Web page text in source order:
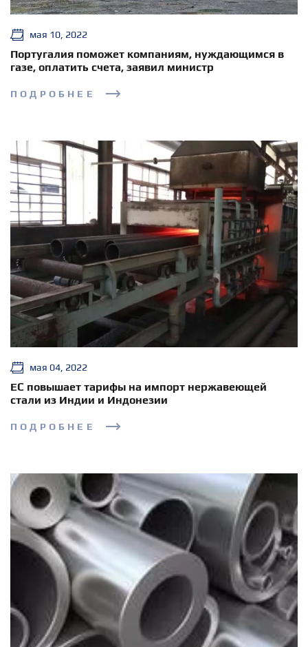
мая 10, 2022
Португалия поможет компаниям, нуждающимся в
газе, оплатить счета, заявил министр
ПОДРОБНЕЕ
мая 04, 2022
ЕС повышает тарифы на импорт нержавеющей
стали из Индии и Индонезии
ПОДРОБНЕЕ